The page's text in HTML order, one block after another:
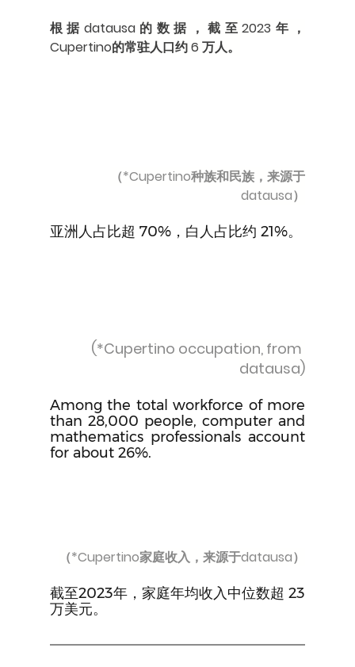
根据datausa的数据，截至2023年，
Cupertino的常驻人口约 6 万人。
（*Cupertino种族和民族，来源于
datausa）
亚洲人占比超 70%，白人占比约 21%。
(*Cupertino occupation, from
datausa)
Among the total workforce of more
than 28,000 people, computer and
mathematics professionals account
for about 26%.
（*Cupertino家庭收入，来源于datausa）
截至2023年，家庭年均收入中位数超 23
万美元。